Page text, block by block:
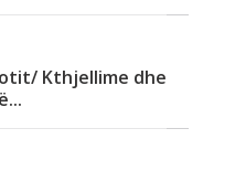
Kthjellime dhe